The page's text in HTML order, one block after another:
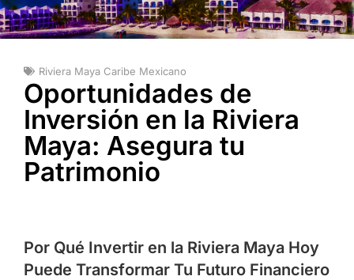
Riviera Maya Caribe Mexicano
Oportunidades de
Inversión en la Riviera
Maya: Asegura tu
Patrimonio
Por Qué Invertir en la Riviera Maya Hoy
Puede Transformar Tu Futuro Financiero